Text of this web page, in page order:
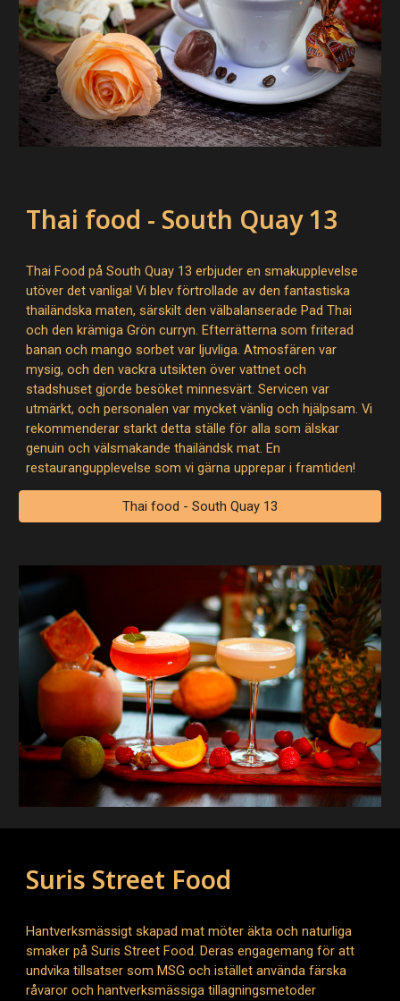
Thai food - South Quay 13
Thai Food på South Quay 13 erbjuder en smakupplevelse
utöver det vanliga! Vi blev förtrollade av den fantastiska
thailändska maten, särskilt den välbalanserade Pad Thai
och den krämiga Grön curryn. Efterrätterna som friterad
banan och mango sorbet var ljuvliga. Atmosfären var
mysig, och den vackra utsikten över vattnet och
stadshuset gjorde besöket minnesvärt. Servicen var
utmärkt, och personalen var mycket vänlig och hjälpsam. Vi
rekommenderar starkt detta ställe för alla som älskar
genuin och välsmakande thailändsk mat. En
restaurangupplevelse som vi gärna upprepar i framtiden!
Thai food - South Quay 13
Suris Street Food
Hantverksmässigt skapad mat möter äkta och naturliga
smaker på Suris Street Food. Deras engagemang för att
undvika tillsatser som MSG och istället använda färska
råvaror och hantverksmässiga tillagningsmetoder